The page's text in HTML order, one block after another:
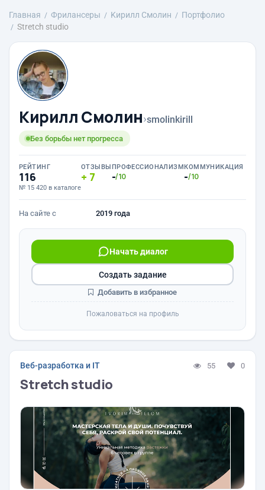
Главная Фрилансеры Kирилл Смолин
Портфолио
Stretch studio
Kирилл Смолин›smolinkirill
Без борьбы нет прогресса
РЕЙТИНГ
116
№ 15 420 в каталоге
ОТЗЫВЫ
7
ПРОФЕССИОНАЛИЗМ
-/10
КОММУНИКАЦИЯ
-/10
На сайте с 2019 года
Начать диалог
Создать задание
Добавить в избранное
Пожаловаться на профиль
Веб-разработка и IT 55 0
Stretch studio